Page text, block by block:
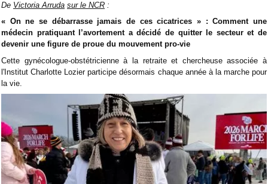
De Victoria Arruda sur le NCR :
« On ne se débarrasse jamais de ces cicatrices » : Comment une
médecin pratiquant l’avortement a décidé de quitter le secteur et de
devenir une figure de proue du mouvement pro-vie
Cette gynécologue-obstétricienne à la retraite et chercheuse associée à
l'Institut Charlotte Lozier participe désormais chaque année à la marche pour
la vie.